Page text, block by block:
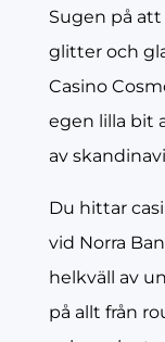
Sugen på
glitter och
Casino
egen lilla bit
av
Du hittar
vid Norra
helkväll av
på allt från